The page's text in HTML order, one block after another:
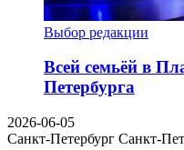
Выбор редакции
Всей семьёй в
Петербурга
2026-06-05
Санкт-Петербург Санкт-